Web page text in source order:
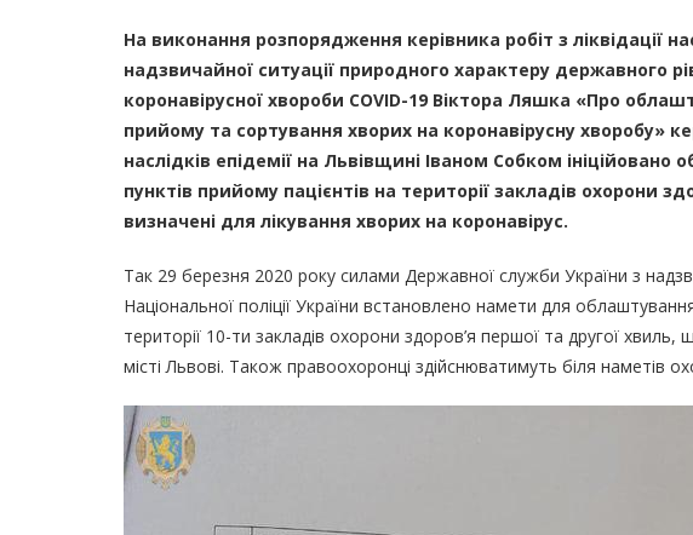
На виконання розпорядження керівника робіт з ліквідації
надзвичайної ситуації природного характеру державного
коронавірусної хвороби CОVID-19 Віктора Ляшка «Про
прийому та сортування хворих на коронавірусну хворобу»
наслідків епідемії на Львівщині Іваном Собком
пунктів прийому пацієнтів на території закладів охорони
визначені для лікування хворих на коронавірус.
Так 29 березня 2020 року силами Державної служби України з
Національної поліції України встановлено намети для
території 10-ти закладів охорони здоров’я першої та другої
місті Львові. Також правоохоронці здійснюватимуть біля наметів